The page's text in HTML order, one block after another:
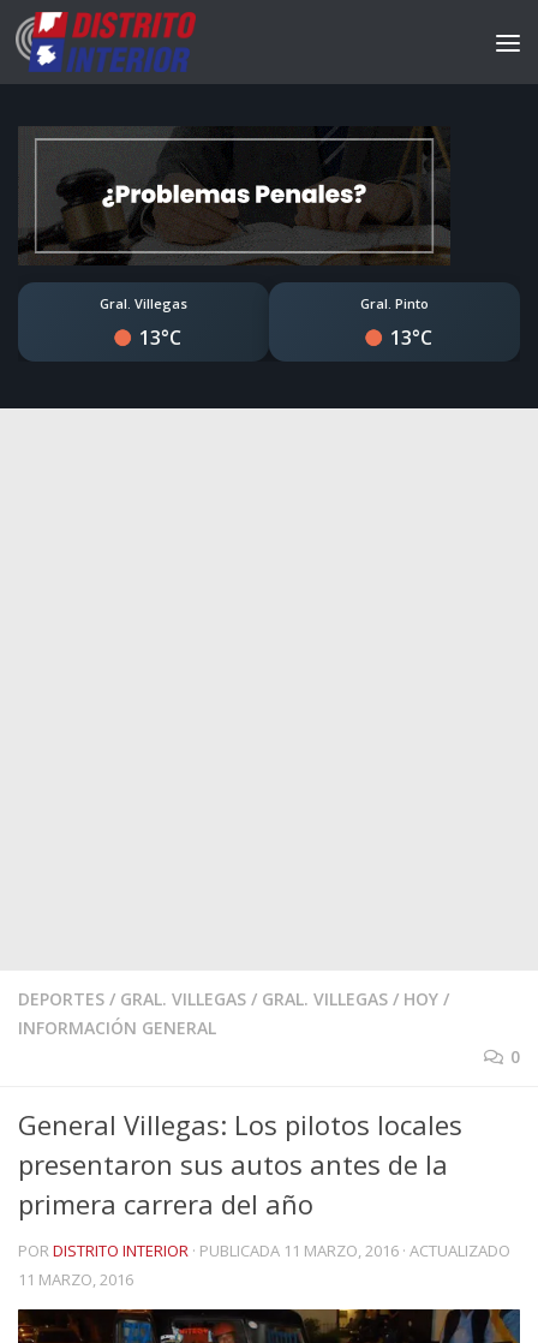
Gral. Villegas
13°C
Gral. Pinto
13°C
DEPORTES / GRAL. VILLEGAS / GRAL. VILLEGAS / HOY /
INFORMACIÓN GENERAL
0
General Villegas: Los pilotos locales
presentaron sus autos antes de la
primera carrera del año
PORDISTRITO INTERIOR · PUBLICADA 11 MARZO, 2016 · ACTUALIZADO
11 MARZO, 2016